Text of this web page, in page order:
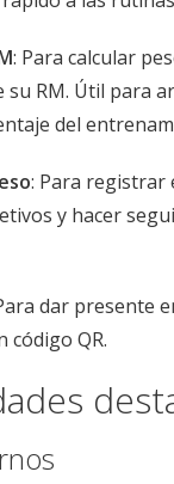
: Para calcular
su RM. Útil para
del
: Para registrar
y hacer
dar presente
código QR.